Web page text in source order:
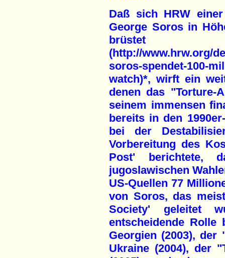
Daß sich HRW
George Soros in
brüstet
(http://www.hrw.org/
soros-spendet-100-
watch)*, wirft ein
denen das "Torture-
seinem immensen
bereits in den
bei der
Vorbereitung des
Post' berichtete,
jugoslawischen
US-Quellen 77
von Soros, das
Society' geleitet
entscheidende Rolle
Georgien (2003),
Ukraine (2004), der